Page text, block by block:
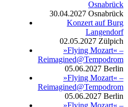
Osnabrück
30.04.2027 Osnabrück
Konzert auf Burg
Langendorf
02.05.2027 Zülpich
»Flying Mozart« –
Reimagined@Tempodrom
05.06.2027 Berlin
»Flying Mozart« –
Reimagined@Tempodrom
05.06.2027 Berlin
»Flying Mozart« –